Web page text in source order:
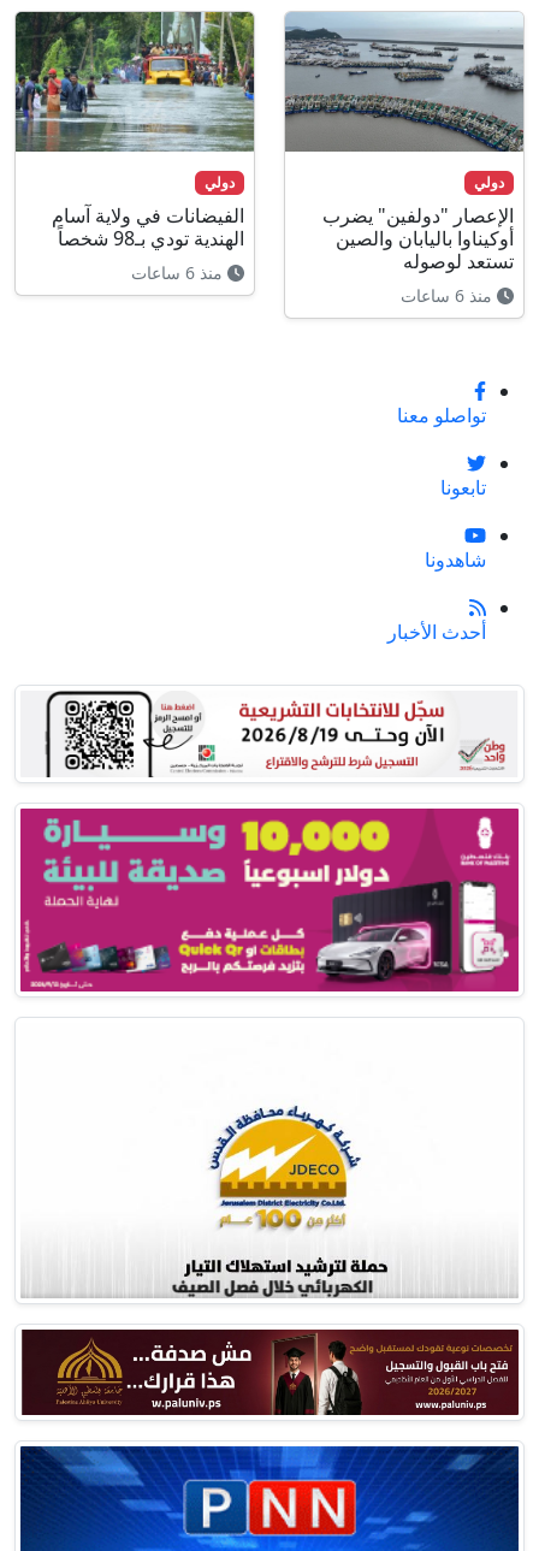
دولي
الإعصار "دولفين" يضرب
أوكيناوا باليابان والصين
تستعد لوصوله
منذ 6 ساعات
دولي
الفيضانات في ولاية آسام
الهندية تودي بـ98 شخصاً
منذ 6 ساعات
تواصلو معنا
تابعونا
شاهدونا
أحدث الأخبار